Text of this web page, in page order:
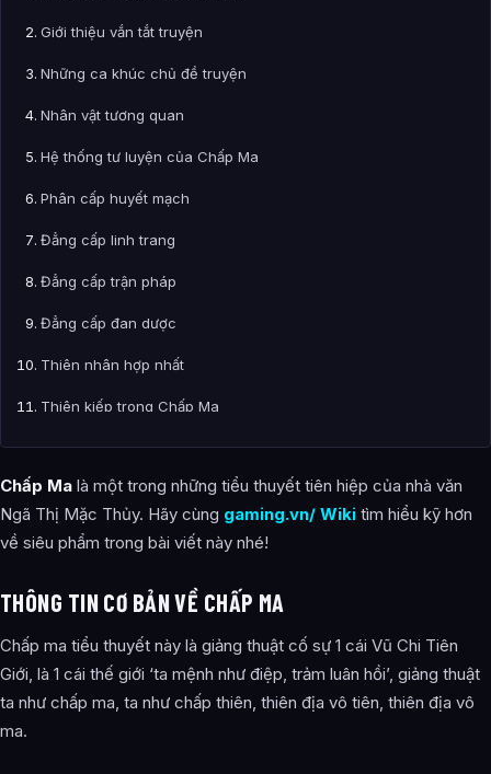
Giới thiệu vắn tắt truyện
Những ca khúc chủ đề truyện
Nhân vật tương quan
Hệ thống tư luyện của Chấp Ma
Phân cấp huyết mạch
Đẳng cấp linh trang
Đẳng cấp trận pháp
Đẳng cấp đan dược
Thiên nhân hợp nhất
Thiên kiếp trong Chấp Ma
Các thế giới trong truyện Chấp Ma
Tứ minh tiên giới
Tam đại chân giới
Thập đại bí tộc
Bài Viết Liên Quan
Câu Hỏi Thường Gặp
Chấp Ma là một trong những tiểu thuyết tiên hiệp của nhà văn
Ngã Thị Mặc Thủy. Hãy cùng gaming.vn/ Wiki tìm hiểu kỹ hơn
về siêu phẩm trong bài viết này nhé!
THÔNG TIN CƠ BẢN VỀ CHẤP MA
Chấp ma tiểu thuyết này là giảng thuật cố sự 1 cái Vũ Chi Tiên
Giới, là 1 cái thế giới ‘ta mệnh như điệp, trảm luân hồi’, giảng thuật
ta như chấp ma, ta như chấp thiên, thiên địa vô tiên, thiên địa vô
ma.